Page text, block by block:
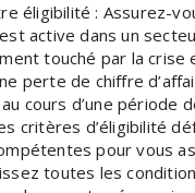
éligibilité : Assurez-
active dans un
touché par la crise
perte de chiffre
cours d’une période
critères d’éligibilité
pour vous
toutes les